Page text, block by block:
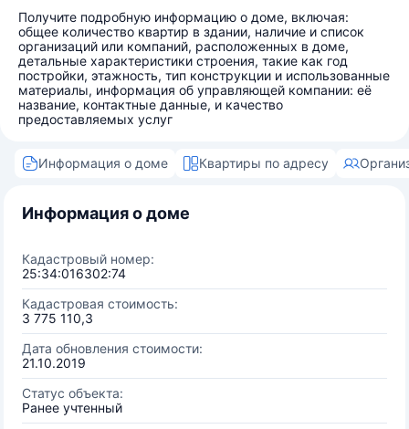
Получите подробную информацию о доме, включая:
общее количество квартир в здании, наличие и список
организаций или компаний, расположенных в доме,
детальные характеристики строения, такие как год
постройки, этажность, тип конструкции и использованные
материалы, информация об управляющей компании: её
название, контактные данные, и качество
предоставляемых услуг
Информация о доме Квартиры по адресу
Информация о доме
Кадастровый номер:
25:34:016302:74
Кадастровая стоимость:
3 775 110,3
Дата обновления стоимости:
21.10.2019
Статус объекта:
Ранее учтенный